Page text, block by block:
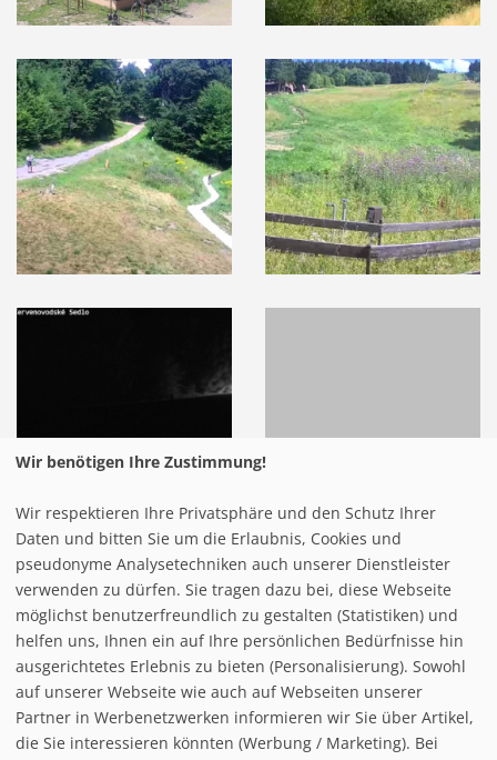
Wir benötigen Ihre Zustimmung!
Wir respektieren Ihre Privatsphäre und den Schutz Ihrer
Daten und bitten Sie um die Erlaubnis, Cookies und
pseudonyme Analysetechniken auch unserer Dienstleister
verwenden zu dürfen. Sie tragen dazu bei, diese Webseite
möglichst benutzerfreundlich zu gestalten (Statistiken) und
helfen uns, Ihnen ein auf Ihre persönlichen Bedürfnisse hin
ausgerichtetes Erlebnis zu bieten (Personalisierung). Sowohl
auf unserer Webseite wie auch auf Webseiten unserer
Partner in Werbenetzwerken informieren wir Sie über Artikel,
die Sie interessieren könnten (Werbung / Marketing). Bei